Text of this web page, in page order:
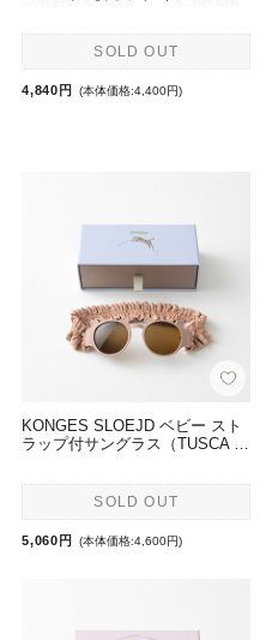
SOLD OUT
4,840円 (本体価格:4,400円)
KONGES SLOEJD ベビー スト
ラップ付サングラス（TUSCA …
SOLD OUT
5,060円 (本体価格:4,600円)